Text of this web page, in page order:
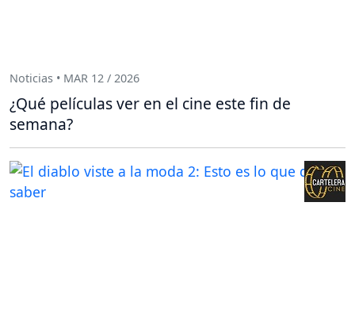
Noticias • MAR 12 / 2026
¿Qué películas ver en el cine este fin de
semana?